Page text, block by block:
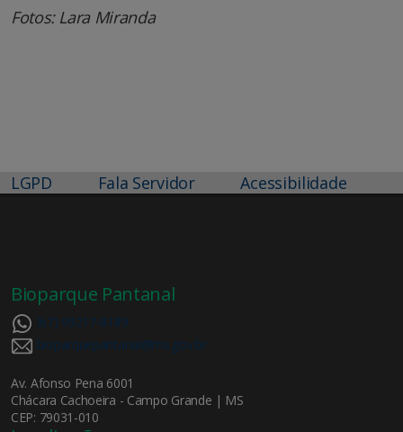
Fotos: Lara Miranda
LGPD Fala Servidor Acessibilidade
Bioparque Pantanal
(67) 99217-8189
bioparquepantanal@ms.gov.br
Av. Afonso Pena 6001
Chácara Cachoeira - Campo Grande | MS
CEP: 79031-010